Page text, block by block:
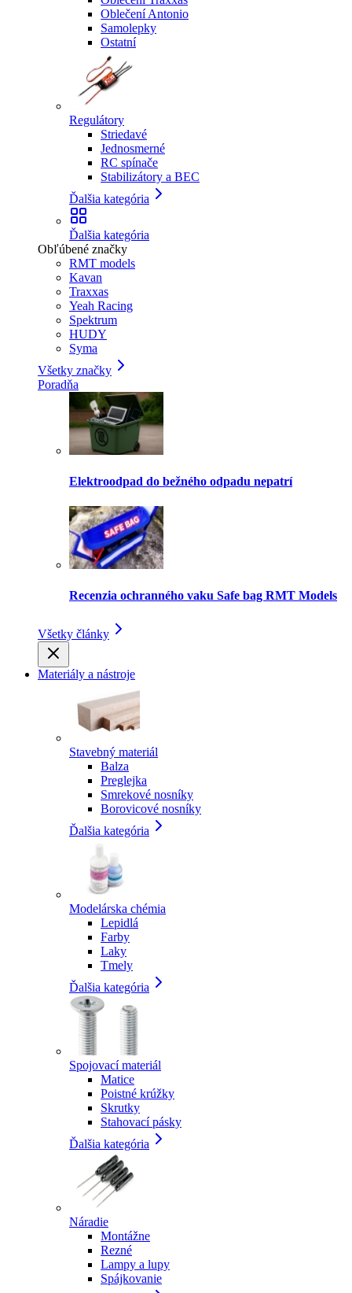
Oblečení Antonio
Samolepky
Ostatní
Regulátory
Striedavé
Jednosmerné
RC spínače
Stabilizátory a BEC
Ďalšia kategória
Ďalšia kategória
Obľúbené značky
RMT models
Kavan
Traxxas
Yeah Racing
Spektrum
HUDY
Syma
Všetky značky
Poradňa
Elektroodpad do bežného odpadu nepatrí
Recenzia ochranného vaku Safe bag RMT Models
Všetky články
Materiály a nástroje
Stavebný materiál
Balza
Preglejka
Smrekové nosníky
Borovicové nosníky
Ďalšia kategória
Modelárska chémia
Lepidlá
Farby
Laky
Tmely
Ďalšia kategória
Spojovací materiál
Matice
Poistné krúžky
Skrutky
Stahovací pásky
Ďalšia kategória
Náradie
Montážne
Rezné
Lampy a lupy
Spájkovanie